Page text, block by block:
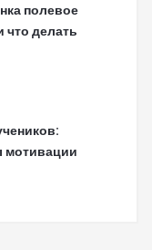
полевое
что делать